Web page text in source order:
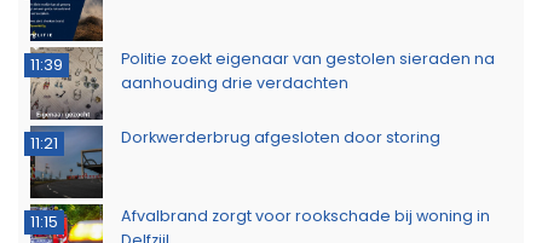
11:39
Politie zoekt eigenaar van gestolen sieraden na
aanhouding drie verdachten
11:21 Dorkwerderbrug afgesloten door storing
11:15
Afvalbrand zorgt voor rookschade bij woning in